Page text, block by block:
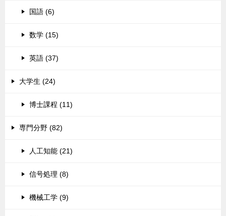
国語 (6)
数学 (15)
英語 (37)
大学生 (24)
博士課程 (11)
専門分野 (82)
人工知能 (21)
信号処理 (8)
機械工学 (9)